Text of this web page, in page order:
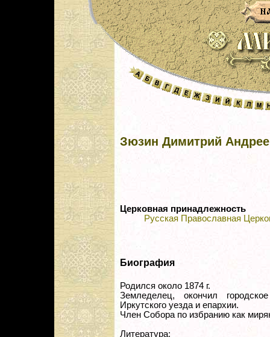
Зюзин Димитрий
Церковная принадлежность
Русская Православная
Биография
Родился около 1874 г.
Земледелец, окончил
Иркутского уезда и епархии.
Член Собора по избранию как
Литература: